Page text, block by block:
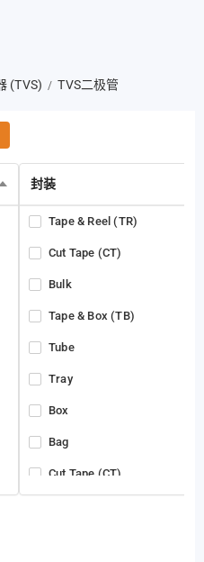
(TVS) / TVS二极管
封装
Tape & Reel (TR)
Cut Tape (CT)
Bulk
Tape & Box (TB)
Tube
Tray
Box
Bag
Cut Tape (CT)